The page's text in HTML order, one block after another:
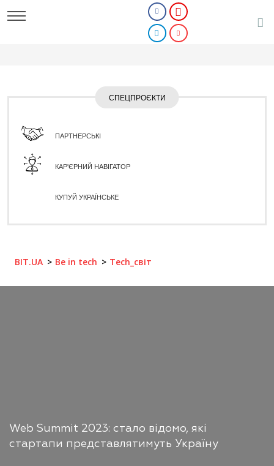
СПЕЦПРОЄКТИ
ПАРТНЕРСЬКІ
КАР'ЄРНИЙ НАВІГАТОР
КУПУЙ УКРАЇНСЬКЕ
BIT.UA Be in tech Tech_світ
Web Summit 2023: стало відомо, які
стартапи представлятимуть Україну